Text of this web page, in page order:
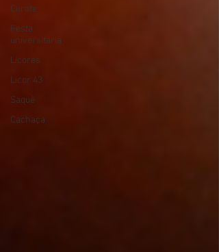
Corote
Festa
universitaria
Licores
Licor 43
Saquê
Cachaça